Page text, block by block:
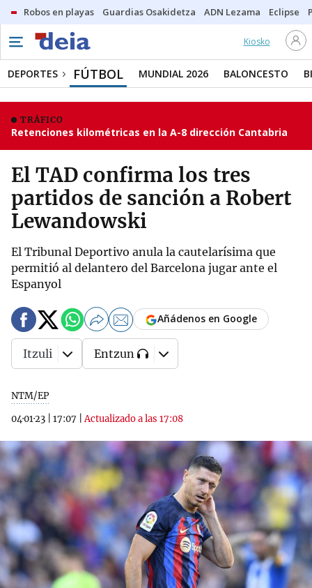
Robos en playas Guardias Osakidetza ADN Lezama Eclipse
Kiosko
DEPORTES FÚTBOL MUNDIAL 2026 BALONCESTO
TRÁFICO
Retenciones kilométricas en la A-8 dirección Cantabria
El TAD confirma los tres
partidos de sanción a Robert
Lewandowski
El Tribunal Deportivo anula la cautelarísima que
permitió al delantero del Barcelona jugar ante el
Espanyol
NTM/EP
04·01·23
17:07 |Actualizado a las 17:08
Añádenos en Google
Itzuli Entzun